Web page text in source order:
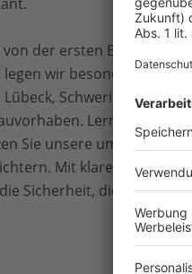
von der ersten
legen wir besonderen
Lübeck, Schwerin oder
Lernen Sie die
Sie unsere
Mit klaren
Sicherheit, die Sie beim